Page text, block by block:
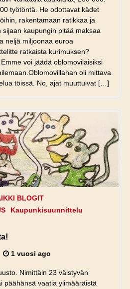
työtöntä. He odottavat kädet
rakentamaan ratikkaa ja
sijaan kaupungin pitää maksaa
neljä miljoonaa euroa
ratkaista kurimuksen?
voi jäädä oblomovilaisiksi
oli mittava
töissä. No, ajat muuttuivat […]
BLOGIT
Kaupunkisuunnittelu
1 vuosi ago
Nimittäin 23 väistyvän
päähänsä vaatia ylimääräistä